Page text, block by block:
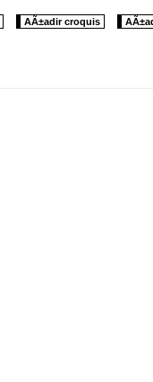
AÃ±adir croquis